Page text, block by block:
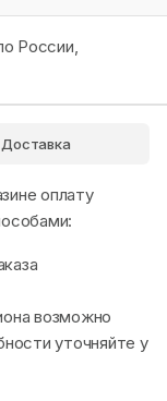
России,
Доставка
оплату
возможно
уточняйте у